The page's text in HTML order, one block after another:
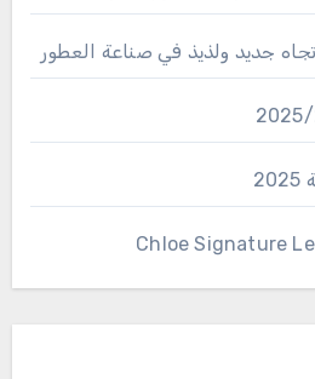
جديد ولذيذ في صناعة العطور